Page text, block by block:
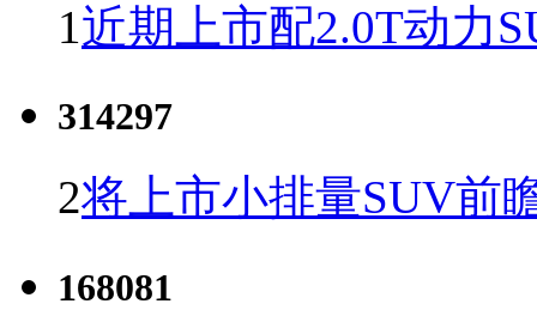
1近期上市配2.0T动力
314297
2将上市小排量SUV前
168081